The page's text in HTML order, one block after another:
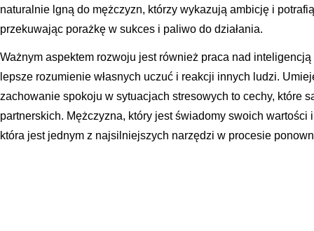
naturalnie lgną do mężczyzn, którzy wykazują ambicję i
przekuwając porażkę w sukces i paliwo do działania.
Ważnym aspektem rozwoju jest również praca nad
lepsze rozumienie własnych uczuć i reakcji innych ludzi.
zachowanie spokoju w sytuacjach stresowych to cechy, które
partnerskich. Mężczyzna, który jest świadomy swoich
która jest jednym z najsilniejszych narzędzi w procesie